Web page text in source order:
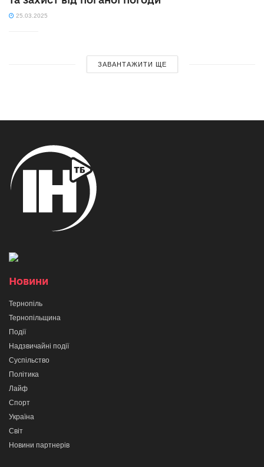
25.03.2025
ЗАВАНТАЖИТИ ЩЕ
Новини
Тернопіль
Тернопільщина
Події
Надзвичайні події
Суспільство
Політика
Лайф
Спорт
Україна
Світ
Новини партнерів